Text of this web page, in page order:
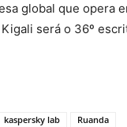
global que opera
será o 36º
kaspersky lab Ruanda